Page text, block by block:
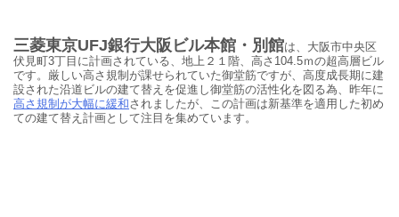
三菱東京UFJ銀行大阪ビル本館・別館は、大阪市中央区
伏見町3丁目に計画されている、 地上２１階、高さ104.5ｍの超高層ビル
です。厳しい高さ規制が課せられていた御堂筋ですが、高度成長期に建
設された沿道ビルの建て替えを促進し御堂筋の活性化を図る為、昨年に
高さ規制が大幅に緩和されましたが、この計画は新基準を適用した初め
ての建て替え計画として注目を集めています。